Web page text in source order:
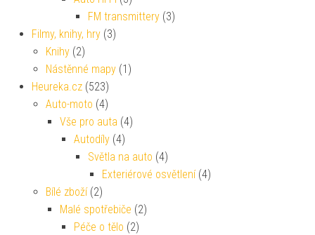
FM transmittery (3)
Filmy, knihy, hry (3)
Knihy (2)
Nástěnné mapy (1)
Heureka.cz (523)
Auto-moto (4)
Vše pro auta (4)
Autodíly (4)
Světla na auto (4)
Exteriérové osvětlení (4)
Bílé zboží (2)
Malé spotřebiče (2)
Péče o tělo (2)